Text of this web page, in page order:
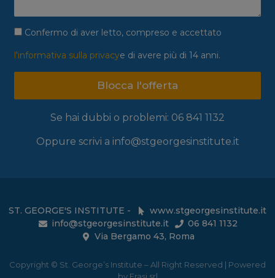
Confermo di aver letto, compreso e accettato
l'informativa sulla privacye di avere più di 14 anni.
Blocca l'offerta
Se hai dubbi o problemi: 06 841 1132
Oppure scrivi a info@stgeorgesinstitute.it
ST. GEORGE'S INSTITUTE -
www.stgeorgesinstitute.it
info@stgeorgesinstitute.it
06 841 1132
Via Bergamo 43, Roma
Copyright © St. George’s Institute – All Right Reserved | Powered